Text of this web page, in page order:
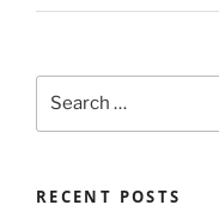
RECENT POSTS